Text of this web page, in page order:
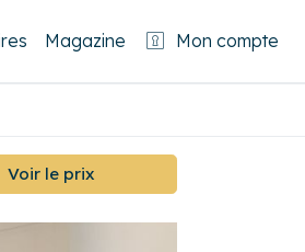
Magazine Mon compte
Voir le prix